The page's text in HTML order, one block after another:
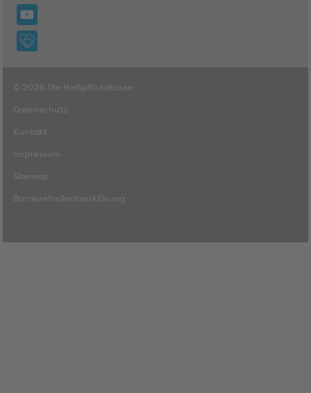
© 2026 Die Haftpflichtkasse
Datenschutz
Kontakt
Impressum
Sitemap
Barrierefreiheitserklärung